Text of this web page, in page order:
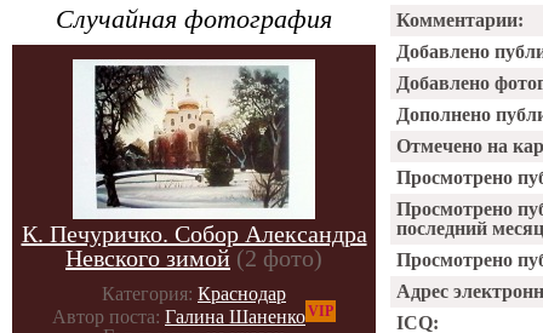
Случайная фотография
К. Печуричко. Собор Александра
Невского зимой (2 фото)
Категория: Краснодар
Автор поста: Галина ШаненкоVIP
Комментарии:
Добавлено
Добавлено
Дополнено
Отмечено на
Просмотрено
Просмотрено
последний
Просмотрено
Адрес
ICQ: